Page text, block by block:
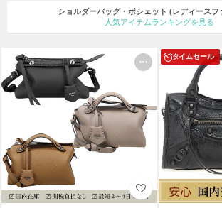
ショルダーバッグ・ポシェット (レディースフ
人気アイテムランキングを見る
タイムセール